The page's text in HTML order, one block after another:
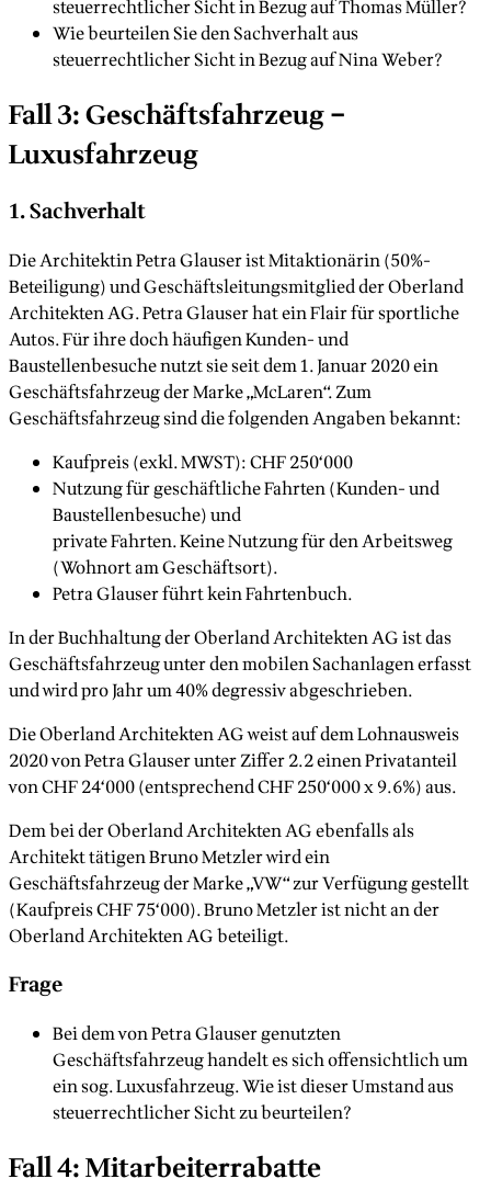
steuerrechtlicher Sicht in Bezug auf Thomas Müller?
Wie beurteilen Sie den Sachverhalt aus
steuerrechtlicher Sicht in Bezug auf Nina Weber?
Fall 3: Geschäftsfahrzeug –
Luxusfahrzeug
1. Sachverhalt
Die Architektin Petra Glauser ist Mitaktionärin (50%-
Beteiligung) und Geschäftsleitungsmitglied der Oberland
Architekten AG. Petra Glauser hat ein Flair für sportliche
Autos. Für ihre doch häufigen Kunden- und
Baustellenbesuche nutzt sie seit dem 1. Januar 2020 ein
Geschäftsfahrzeug der Marke „McLaren“. Zum
Geschäftsfahrzeug sind die folgenden Angaben bekannt:
Kaufpreis (exkl. MWST): CHF 250‘000
Nutzung für geschäftliche Fahrten (Kunden- und
Baustellenbesuche) und
private Fahrten. Keine Nutzung für den Arbeitsweg
(Wohnort am Geschäftsort).
Petra Glauser führt kein Fahrtenbuch.
In der Buchhaltung der Oberland Architekten AG ist das
Geschäftsfahrzeug unter den mobilen Sachanlagen erfasst
und wird pro Jahr um 40% degressiv abgeschrieben.
Die Oberland Architekten AG weist auf dem Lohnausweis
2020 von Petra Glauser unter Ziffer 2.2 einen Privatanteil
von CHF 24‘000 (entsprechend CHF 250‘000 x 9.6%) aus.
Dem bei der Oberland Architekten AG ebenfalls als
Architekt tätigen Bruno Metzler wird ein
Geschäftsfahrzeug der Marke „VW“ zur Verfügung gestellt
(Kaufpreis CHF 75‘000). Bruno Metzler ist nicht an der
Oberland Architekten AG beteiligt.
Frage
Bei dem von Petra Glauser genutzten
Geschäftsfahrzeug handelt es sich offensichtlich um
ein sog. Luxusfahrzeug. Wie ist dieser Umstand aus
steuerrechtlicher Sicht zu beurteilen?
Fall 4: Mitarbeiterrabatte